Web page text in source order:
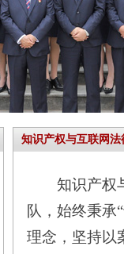
知识产权与互联网法
知识产权与
队，始终秉承
理念，坚持以